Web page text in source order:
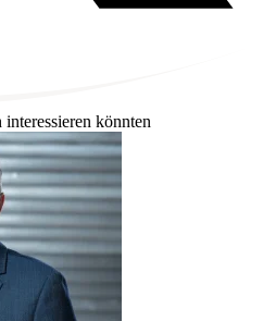
könnten